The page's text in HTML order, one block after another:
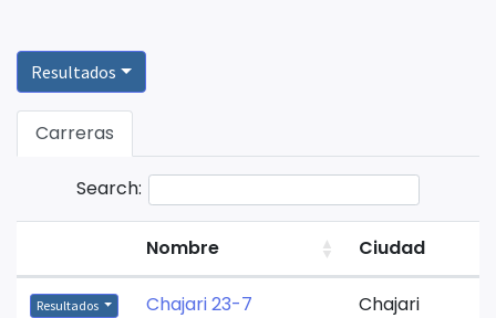
Resultados
Carreras
Search:
Nombre Ciudad
Resultados Chajari 23-7 Chajari